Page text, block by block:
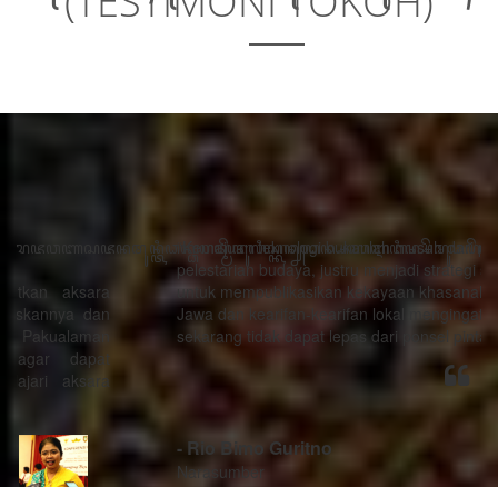
“Kemajuan teknologi bukanlah musuh dari proses
pelestarian budaya, justru menjadi strategi sebagai alat
untuk mempublikasikan kekayaan khasanah budaya
Jawa dan kearifan-kearifan lokal mengingat generasi
sekarang tidak dapat lepas dari ponsel pintarnya.”
- Rio Bimo Guritno
Narasumber